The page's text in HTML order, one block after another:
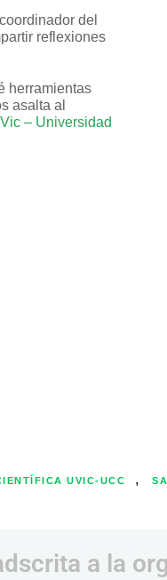
del
reflexiones
herramientas
asalta al
– Universidad
UVIC-UCC ,
a la